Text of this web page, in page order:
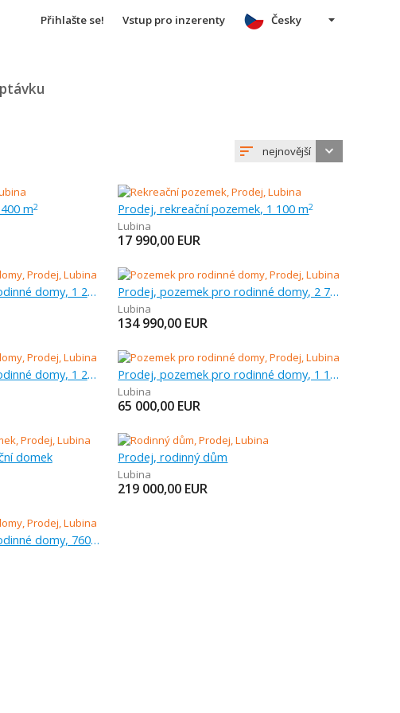
Přihlašte se! Vstup pro inzerenty Česky
nejnovější
m2 Prodej, rekreační pozemek, 1 100 m2
Lubina
17 990,00 EUR
Prodej, pozemek pro rodinné domy, 1 258 m Prodej, pozemek pro rodinné domy, 2 768 m
Lubina
134 990,00 EUR
Prodej, pozemek pro rodinné domy, 1 279 m Prodej, pozemek pro rodinné domy, 1 184 m
Lubina
65 000,00 EUR
domek Prodej, rodinný dům
Lubina
219 000,00 EUR
Prodej, pozemek pro rodinné domy, 760 m